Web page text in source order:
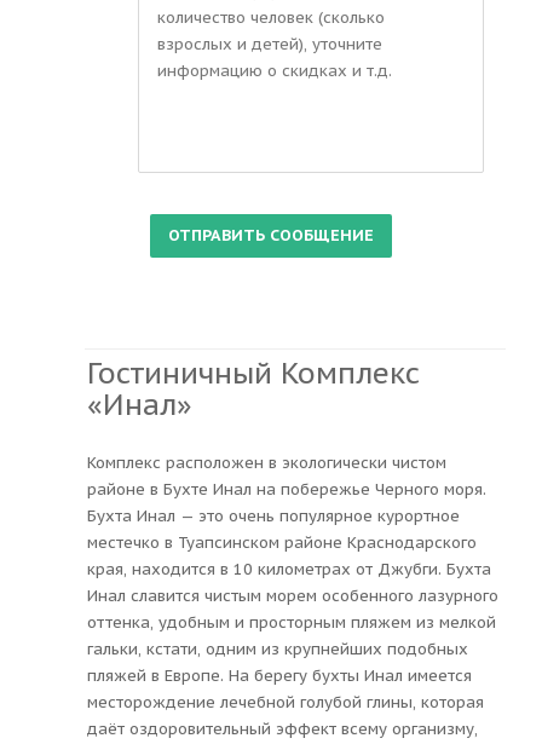
Гостиничный Комплекс
«Инал»
Комплекс расположен в экологически чистом
районе в Бухте Инал на побережье Черного моря.
Бухта Инал — это очень популярное курортное
местечко в Туапсинском районе Краснодарского
края, находится в 10 километрах от Джубги. Бухта
Инал славится чистым морем особенного лазурного
оттенка, удобным и просторным пляжем из мелкой
гальки, кстати, одним из крупнейших подобных
пляжей в Европе. На берегу бухты Инал имеется
месторождение лечебной голубой глины, которая
даёт оздоровительный эффект всему организму,